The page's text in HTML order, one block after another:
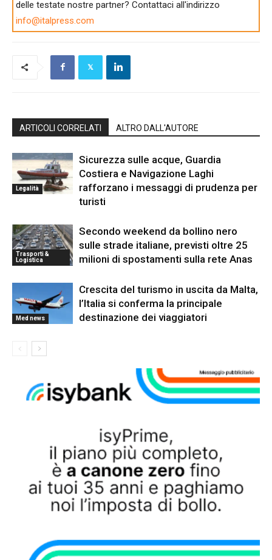
delle testate nostre partner? Contattaci all'indirizzo
info@italpress.com
ARTICOLI CORRELATI ALTRO DALL'AUTORE
Legalità
Sicurezza sulle acque, Guardia
Costiera e Navigazione Laghi
rafforzano i messaggi di prudenza per
turisti
Trasporti &
Logistica
Secondo weekend da bollino nero
sulle strade italiane, previsti oltre 25
milioni di spostamenti sulla rete Anas
Med news
Crescita del turismo in uscita da Malta,
l’Italia si conferma la principale
destinazione dei viaggiatori